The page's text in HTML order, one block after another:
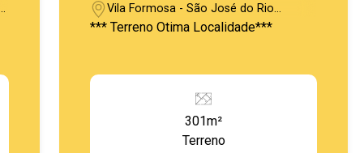
Vila Formosa - São José do Rio
Pardo/SP
*** Terreno Otima Localidade***
301m²
Terreno